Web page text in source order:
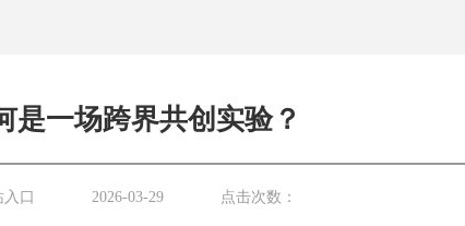
是一场跨界共创实验？
入口 2026-03-29 点击次数：